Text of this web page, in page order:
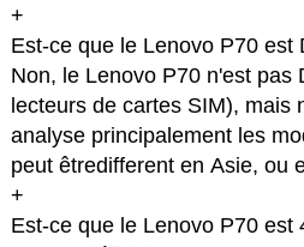
+
Est-ce que le Lenovo P70 est
Non, le Lenovo P70 n'est pas
lecteurs de cartes SIM), mais
analyse principalement les
peut êtredifferent en Asie, ou
+
Est-ce que le Lenovo P70 est